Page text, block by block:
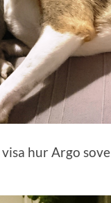
visa hur Argo